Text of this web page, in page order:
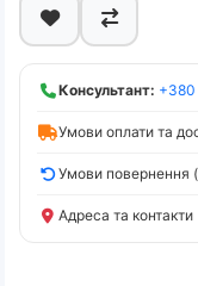
Консультант:
Умови оплати та
Умови повернення
Адреса та контакти